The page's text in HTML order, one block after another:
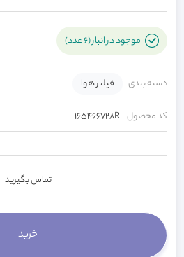
موجود در انبار (6 عدد)
دسته بندی فیلتر هوا
کد محصول 165466728R
تماس بگیرید